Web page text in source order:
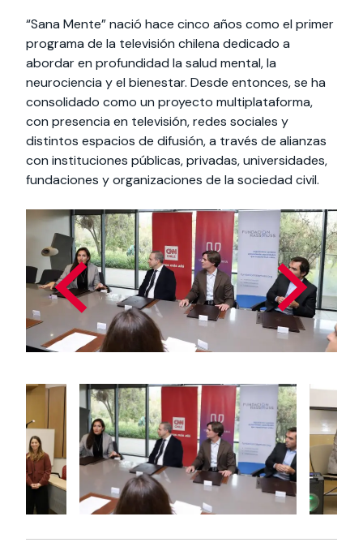
“Sana Mente” nació hace cinco años como el primer
programa de la televisión chilena dedicado a
abordar en profundidad la salud mental, la
neurociencia y el bienestar. Desde entonces, se ha
consolidado como un proyecto multiplataforma,
con presencia en televisión, redes sociales y
distintos espacios de difusión, a través de alianzas
con instituciones públicas, privadas, universidades,
fundaciones y organizaciones de la sociedad civil.